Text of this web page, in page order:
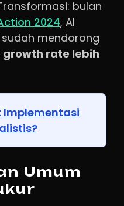
bulan
2024, AI
mendorong
rate lebih
Implementasi
Umum